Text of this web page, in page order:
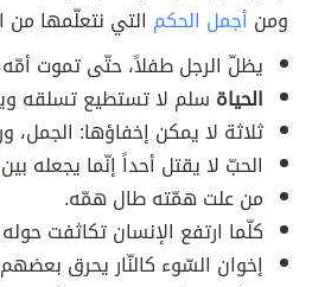
ومن أجمل الحكم التي نتعلّمها من
يظلّ الرجل طفلاً، حتّى تموت
الحياة سلم لا تستطيع تسلقه
ثلاثة لا يمكن إخفاؤها: الجمل،
الحبّ لا يقتل أحداً إنّما يجعله بين
من علت همّته طال همّه.
كلّما ارتفع الإنسان تكاثفت
إخوان السّوء كالنّار يحرق